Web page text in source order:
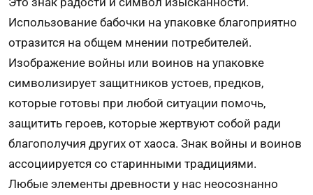
Использование бабочки на упаковке благоприятно
отразится на общем мнении потребителей.
Изображение войны или воинов на упаковке
символизирует защитников устоев, предков,
которые готовы при любой ситуации помочь,
защитить героев, которые жертвуют собой ради
благополучия других от хаоса. Знак войны и воинов
ассоциируется со старинными традициями.
Любые элементы древности у нас неосознанно